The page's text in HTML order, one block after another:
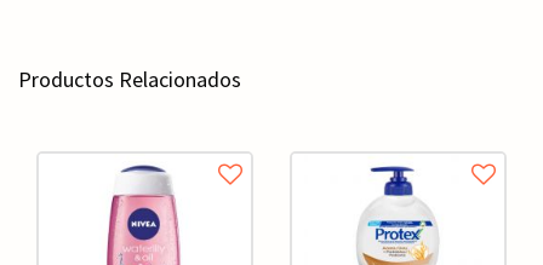
Productos Relacionados